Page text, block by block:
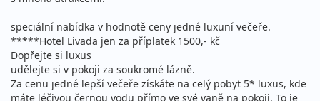
speciální nabídka v hodnotě ceny jedné luxuní večeře.
*****Hotel Livada jen za příplatek 1500,- kč
Dopřejte si luxus
udělejte si v pokoji za soukromé lázně.
Za cenu jedné lepší večeře získáte na celý pobyt 5* luxus, kde
máte léčivou černou vodu přímo ve své vaně na pokoji. To je